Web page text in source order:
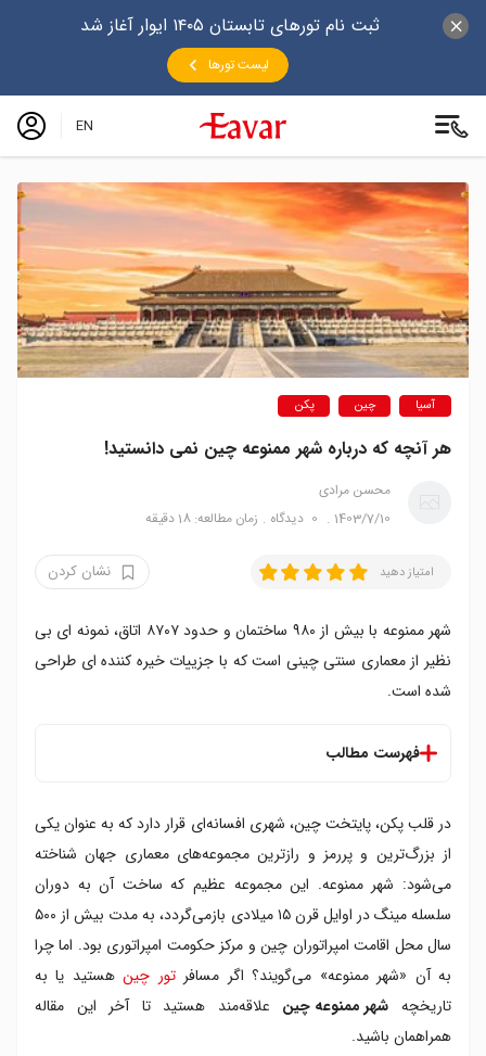
ثبت نام تورهای تابستان ۱۴۰۵ ایوار آغاز شد
لیست تورها
EN
آسیا چین پکن
هر آنچه که درباره شهر ممنوعه چین نمی دانستید!
محسن مرادی
1403/7/10
0 دیدگاه زمان مطالعه: 18 دقیقه
امتیاز دهید نشان کردن
شهر ممنوعه با بیش از ۹۸۰ ساختمان و حدود ۸۷۰۷ اتاق، نمونه ای بی
نظیر از معماری سنتی چینی است که با جزییات خیره کننده ای طراحی
شده است.
فهرست مطالب
طراحی و ساخت شهر ممنوعه چین
زندگی در شهر ممنوعه
حال و روز کنونی شهر ممنوعه چین
بخش های داخلی شهر ممنوعه چین
دروازه نصف النهار
دروازه تای هه من
دروازه تای هه دیان
تالار ژانگ هه دیان
تالار هماهنگی بائو هدیان
در قلب پکن، پایتخت چین، شهری افسانه‌ای قرار دارد که به‌ عنوان یکی
از بزرگ‌ترین و پررمز و رازترین مجموعه‌های معماری جهان شناخته
می‌شود: شهر ممنوعه. این مجموعه عظیم که ساخت آن به دوران
سلسله مینگ در اوایل قرن ۱۵ میلادی بازمی‌گردد، به مدت بیش از ۵۰۰
سال محل اقامت امپراتوران چین و مرکز حکومت امپراتوری بود. اما چرا
به آن «شهر ممنوعه» می‌گویند؟ اگر مسافرتور چینهستید یا به
تاریخچه شهر ممنوعه چین علاقه‌مند هستید تا آخر این مقاله
همراهمان باشید.